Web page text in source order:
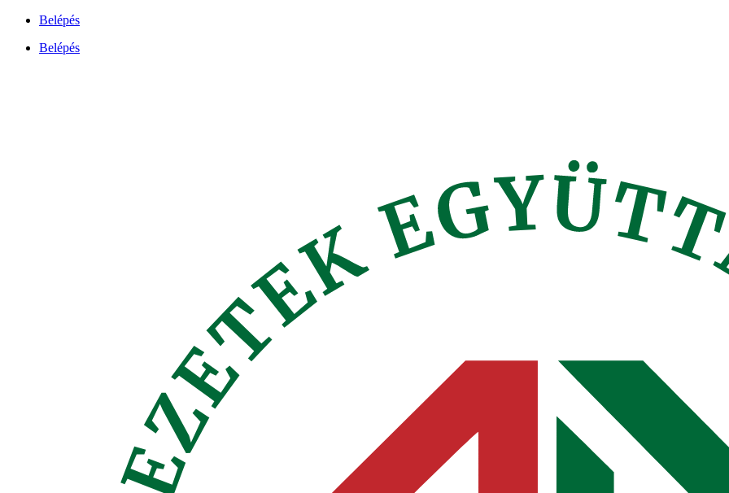
Ugrás
tartalomhoz
Belépés
Belépés